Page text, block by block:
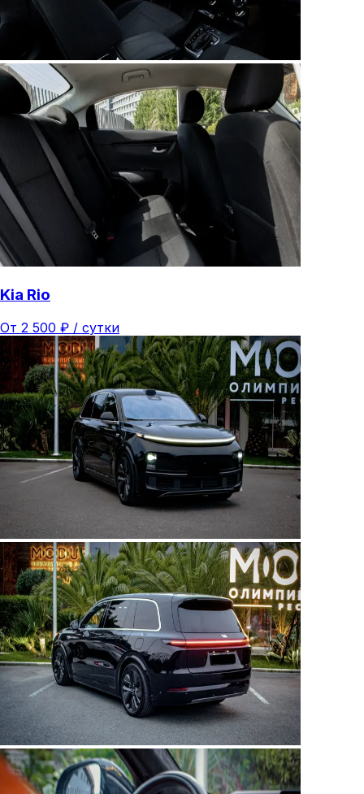
Kia Rio
От 2 500 ₽ / сутки